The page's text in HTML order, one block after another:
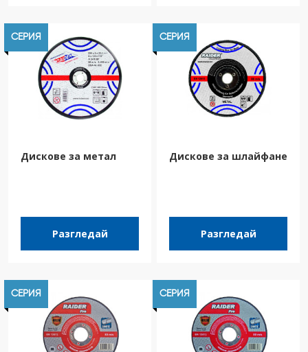
СЕРИЯ
Дискове за метал
Разгледай
СЕРИЯ
Дискове за шлайфане
Разгледай
СЕРИЯ СЕРИЯ